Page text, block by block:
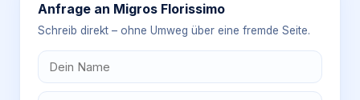
Anfrage an Migros Florissimo
Schreib direkt – ohne Umweg über eine fremde Seite.